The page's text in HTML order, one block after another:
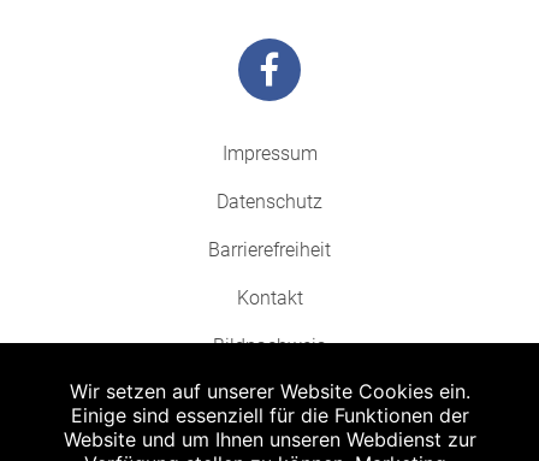
Impressum
Datenschutz
Barrierefreiheit
Kontakt
Bildnachweis
Wir setzen auf unserer Website Cookies ein.
Einige sind essenziell für die Funktionen der
Website und um Ihnen unseren Webdienst zur